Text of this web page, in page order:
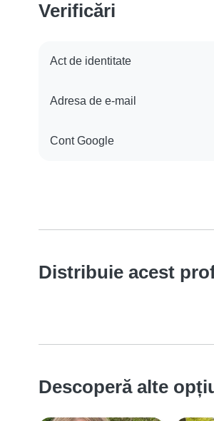
Verificări
Act de identitate
Adresa de e-mail
Cont Google
Distribuie acest
Descoperă alte